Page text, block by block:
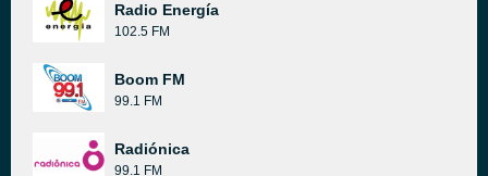
Radio Energía
102.5 FM
Boom FM
99.1 FM
Radiónica
99.1 FM